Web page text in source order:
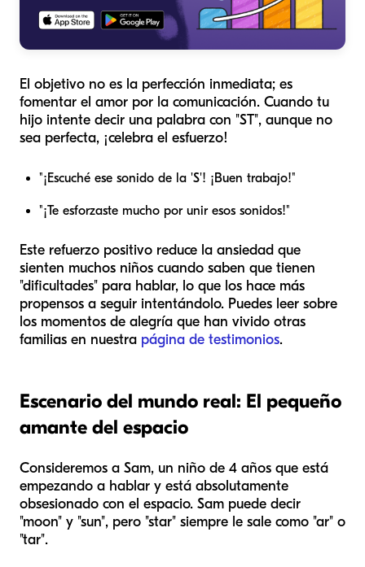
El objetivo no es la perfección inmediata; es
fomentar el amor por la comunicación. Cuando tu
hijo intente decir una palabra con "ST", aunque no
sea perfecta, ¡celebra el esfuerzo!
"¡Escuché ese sonido de la 'S'! ¡Buen trabajo!"
"¡Te esforzaste mucho por unir esos sonidos!"
Este refuerzo positivo reduce la ansiedad que
sienten muchos niños cuando saben que tienen
"dificultades" para hablar, lo que los hace más
propensos a seguir intentándolo. Puedes leer sobre
los momentos de alegría que han vivido otras
familias en nuestra página de testimonios.
Escenario del mundo real: El pequeño
amante del espacio
Consideremos a Sam, un niño de 4 años que está
empezando a hablar y está absolutamente
obsesionado con el espacio. Sam puede decir
"moon" y "sun", pero "star" siempre le sale como "ar" o
"tar".